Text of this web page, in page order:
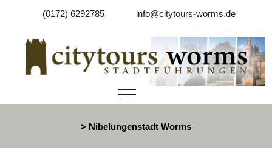
(0172) 6292785 info@citytours-worms.de
Mobile Menu Toggle
> Nibelungenstadt Worms